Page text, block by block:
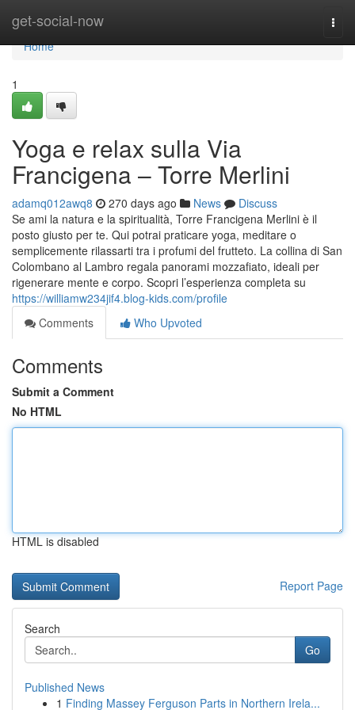
get-social-now
Home
Home
1
Yoga e relax sulla Via
Francigena – Torre Merlini
adamq012awq8 270 days ago News
Discuss
Se ami la natura e la spiritualità, Torre Francigena Merlini è il
posto giusto per te. Qui potrai praticare yoga, meditare o
semplicemente rilassarti tra i profumi del frutteto. La collina di San
Colombano al Lambro regala panorami mozzafiato, ideali per
rigenerare mente e corpo. Scopri l’esperienza completa su
https://williamw234jif4.blog-kids.com/profile
Comments
Who Upvoted
Comments
Submit a Comment
No HTML
HTML is disabled
Report Page
Search
Go
Published News
1 Finding Massey Ferguson Parts in Northern Irela...